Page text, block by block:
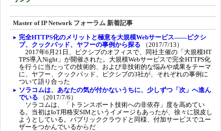
Master of IP Network フォーラム 新着記事
完全HTTPS化のメリットと極意を大規模Webサービス――ピクシ
ブ、クックパッド、ヤフーの事例から探る （2017/7/13）
2017年6月21日、ピクシブのオフィスで、同社主催の「大規模HT
TPS導入Night」が開催された。大規模Webサービスで完全HTTPS化
を行うに当たっての技術的、および非技術的な悩みや成果をテーマ
に、ヤフー、クックパッド、ピクシブの3社が、それぞれの事例に
ついて語り合った
ソラコムは、あなたの気が付かないうちに、少しずつ「次」へ進ん
でいる （2017/7/6）
ソラコムは、「トランスポート技術への非依存」度を高めてい
る。当初はIoT用格安SIMというイメージもあったが、徐々に脱皮し
ようとしている。パブリッククラウドと同様、付加サービスでユー
ザーをつかんでいるからだ